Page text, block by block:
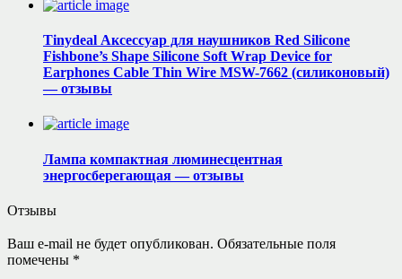
Tinydeal Аксессуар для наушников Red Silicone
Fishbone’s Shape Silicone Soft Wrap Device for
Earphones Cable Thin Wire MSW-7662 (силиконовый)
— отзывы
Лампа компактная люминесцентная
энергосберегающая — отзывы
Отзывы
Ваш e-mail не будет опубликован. Обязательные поля
помечены *